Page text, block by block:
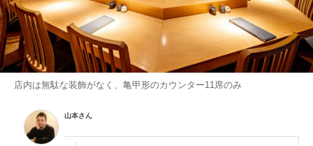
店内は無駄な装飾がなく、亀甲形のカウンター11席のみ
山本さん